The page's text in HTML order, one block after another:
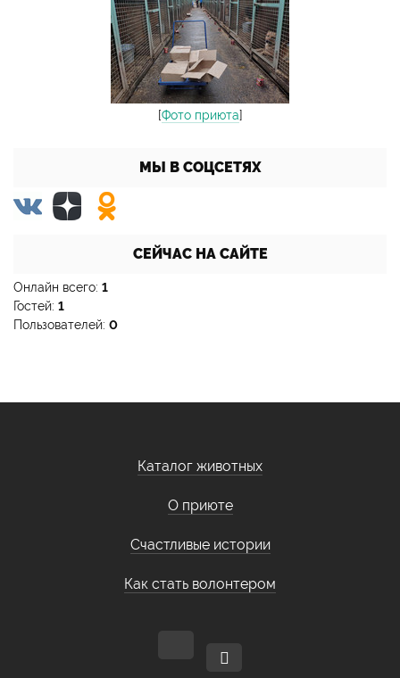
[Фото приюта]
МЫ В СОЦСЕТЯХ
СЕЙЧАС НА САЙТЕ
Онлайн всего: 1
Гостей: 1
Пользователей: 0
Каталог животных
О приюте
Счастливые истории
Как стать волонтером